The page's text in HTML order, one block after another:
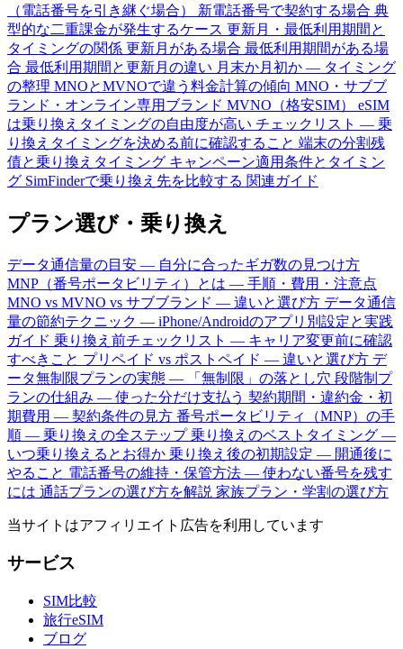
（電話番号を引き継ぐ場合） 新電話番号で契約する場合 典
型的な二重課金が発生するケース 更新月・最低利用期間と
タイミングの関係 更新月がある場合 最低利用期間がある場
合 最低利用期間と更新月の違い 月末か月初か — タイミング
の整理 MNOとMVNOで違う料金計算の傾向 MNO・サブブ
ランド・オンライン専用ブランド MVNO（格安SIM） eSIM
は乗り換えタイミングの自由度が高い チェックリスト — 乗
り換えタイミングを決める前に確認すること 端末の分割残
債と乗り換えタイミング キャンペーン適用条件とタイミン
グ SimFinderで乗り換え先を比較する 関連ガイド
プラン選び・乗り換え
データ通信量の目安 — 自分に合ったギガ数の見つけ方
MNP（番号ポータビリティ）とは — 手順・費用・注意点
MNO vs MVNO vs サブブランド — 違いと選び方 データ通信
量の節約テクニック — iPhone/Androidのアプリ別設定と実践
ガイド 乗り換え前チェックリスト — キャリア変更前に確認
すべきこと プリペイド vs ポストペイド — 違いと選び方 デ
ータ無制限プランの実態 — 「無制限」の落とし穴 段階制プ
ランの仕組み — 使った分だけ支払う 契約期間・違約金・初
期費用 — 契約条件の見方 番号ポータビリティ（MNP）の手
順 — 乗り換えの全ステップ乗り換えのベストタイミング —
いつ乗り換えるとお得か 乗り換え後の初期設定 — 開通後に
やること 電話番号の維持・保管方法 — 使わない番号を残す
には 通話プランの選び方を解説 家族プラン・学割の選び方
当サイトはアフィリエイト広告を利用しています
サービス
SIM比較
旅行eSIM
ブログ